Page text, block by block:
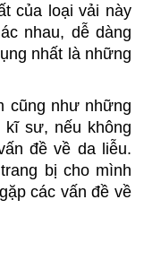
của loại vải này
nhau, dễ dàng
nhất là những
cũng như những
sư, nếu không
đề về da liễu.
bị cho mình
các vấn đề về